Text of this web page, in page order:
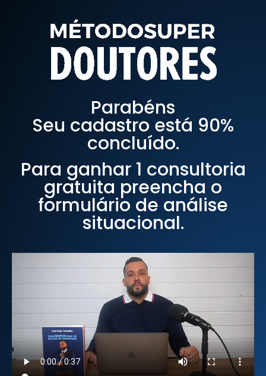
Parabéns
Seu cadastro está 90%
concluído.
Para ganhar 1 consultoria
gratuita preencha o
formulário de análise
situacional.